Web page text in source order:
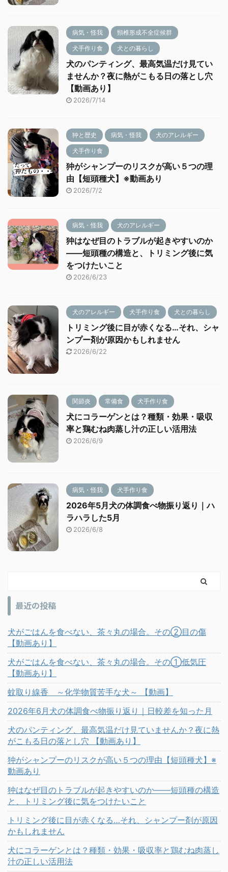
病気・怪我 頸椎形成不全症候群
犬手作り食 犬との暮らし
犬のパンティング、最高気温だけ見てい
ませんか？夜に熱がこもる日の落とし穴
【動画あり】
2026/7/14
狆と歴史 病気・怪我 犬のアレルギー
犬手作り食
狆がシャンプーのリスクが高い５つの理
由【短頭種犬】※動画あり
2026/7/2
病気・怪我 犬のアレルギー
狆はなぜ目のトラブルが起きやすいのか
——短頭種の構造と、トリミング後に気
をつけたいこと
2026/6/23
犬のアレルギー 犬手作り食 犬との暮らし
トリミング後に目が赤くなる…それ、シャ
ンプー剤が原因かもしれません
2026/6/22
関節炎 常備食 犬手作り食
犬にコラーゲンとは？種類・効果・吸収
率と鶏むね肉蒸し汁の正しい活用法
2026/6/9
病気・怪我 犬手作り食
2026年5月犬の体調食べ物振り返り｜ハ
ラハラした5月
2026/6/8
最近の投稿
犬がごはんを食べない、茶々丸の場合。その②目の傷
【動画あり】
犬がごはんを食べない、茶々丸の場合。その①低気圧
【動画あり】
蚊取り線香 ～化学物質苦手な犬～ 【動画】
2026年6月犬の体調食べ物振り返り｜日較差を知った月
犬のパンティング、最高気温だけ見ていませんか？夜に熱
がこもる日の落とし穴 【動画あり】
狆がシャンプーのリスクが高い５つの理由【短頭種犬】※
動画あり
狆はなぜ目のトラブルが起きやすいのか——短頭種の構造
と、トリミング後に気をつけたいこと
トリミング後に目が赤くなる…それ、シャンプー剤が原因
かもしれません
犬にコラーゲンとは？種類・効果・吸収率と鶏むね肉蒸し
汁の正しい活用法